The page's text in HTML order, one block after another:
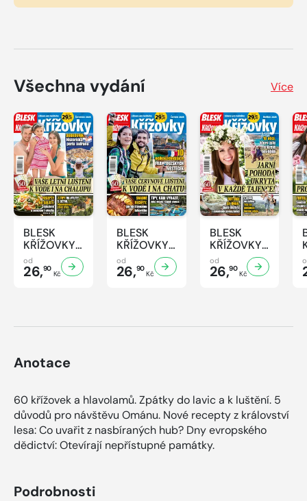
Všechna vydání Více
BLESK
KŘÍŽOVKY
- 7/2026
od
26,90
Kč
BLESK
KŘÍŽOVKY
- 6/2026
od
26,90
Kč
BLESK
KŘÍŽOVKY
- 5/2026
od
26,90
Kč
Anotace
60 křížovek a hlavolamů. Zpátky do lavic a k luštění. 5
důvodů pro návštěvu Ománu. Nové recepty z království
lesa: Co uvařit z nasbíraných hub? Dny evropského
dědictví: Otevírají nepřístupné památky.
Podrobnosti